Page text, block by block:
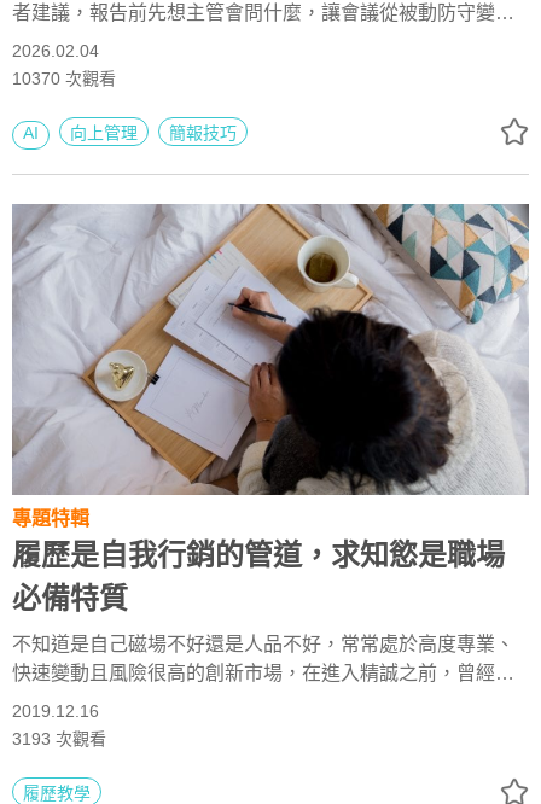
者建議，報告前先想主管會問什麼，讓會議從被動防守變主
動引導，把思維從「我想說」翻轉為「你想聽」。解析5大主
管風格，並結合AI指令，幫你預判尖銳提問、補足簡報盲
2026.02.04
10370 次觀看
AI 向上管理 簡報技巧
專題特輯
履歷是自我行銷的管道，求知慾是職場
必備特質
不知道是自己磁場不好還是人品不好，常常處於高度專業、
快速變動且風險很高的創新市場，在進入精誠之前，曾經有
一陣子覺得企業應用的資訊產業很無趣，所以想換個跑道，
選擇在一個新的衛星電視服務商做行銷經理，我認為那才是
錢比較多。
2019.12.16
3193 次觀看
履歷教學